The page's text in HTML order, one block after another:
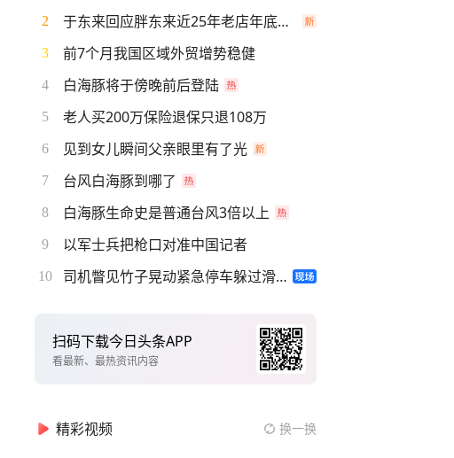
2 于东来回应胖东来近25年老店年底关闭
3 前7个月我国区域外贸增势稳健
4 白海豚将于傍晚前后登陆
5 老人买200万保险退保只退108万
6 见到女儿瞬间父亲眼里有了光
7 台风白海豚到哪了
8 白海豚生命史是普通台风3倍以上
9 以军士兵把枪口对准中国记者
10 司机瞥见竹子晃动紧急停车躲过滑坡
扫码下载今日头条APP
看最新、最热资讯内容
精彩视频 换一换